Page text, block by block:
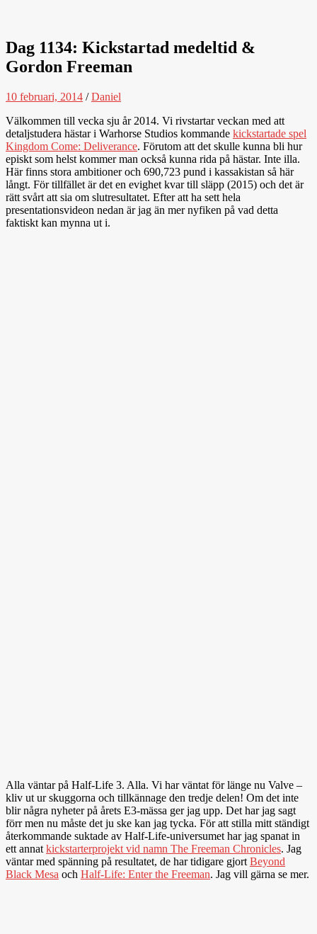
Dag 1134: Kickstartad medeltid &
Gordon Freeman
10 februari, 2014 /Daniel
Välkommen till vecka sju år 2014. Vi rivstartar veckan med att
detaljstudera hästar i Warhorse Studios kommande kickstartade spel
Kingdom Come: Deliverance. Förutom att det skulle kunna bli hur
episkt som helst kommer man också kunna rida på hästar. Inte illa.
Här finns stora ambitioner och 690,723 pund i kassakistan så här
långt. För tillfället är det en evighet kvar till släpp (2015) och det är
rätt svårt att sia om slutresultatet. Efter att ha sett hela
presentationsvideon nedan är jag än mer nyfiken på vad detta
faktiskt kan mynna ut i.
Alla väntar på Half-Life 3. Alla. Vi har väntat för länge nu Valve –
kliv ut ur skuggorna och tillkännage den tredje delen! Om det inte
blir några nyheter på årets E3-mässa ger jag upp. Det har jag sagt
förr men nu måste det ju ske kan jag tycka. För att stilla mitt ständigt
återkommande suktade av Half-Life-universumet har jag spanat in
ett annat kickstarterprojekt vid namn The Freeman Chronicles. Jag
väntar med spänning på resultatet, de har tidigare gjort Beyond
Black Mesa och Half-Life: Enter the Freeman. Jag vill gärna se mer.